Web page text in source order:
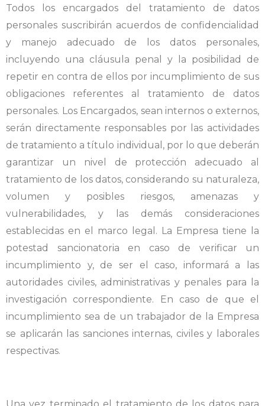
Todos los encargados del tratamiento de datos
personales suscribirán acuerdos de confidencialidad
y manejo adecuado de los datos personales,
incluyendo una cláusula penal y la posibilidad de
repetir en contra de ellos por incumplimiento de sus
obligaciones referentes al tratamiento de datos
personales. Los Encargados, sean internos o externos,
serán directamente responsables por las actividades
de tratamiento a título individual, por lo que deberán
garantizar un nivel de protección adecuado al
tratamiento de los datos, considerando su naturaleza,
volumen y posibles riesgos, amenazas y
vulnerabilidades, y las demás consideraciones
establecidas en el marco legal. La Empresa tiene la
potestad sancionatoria en caso de verificar un
incumplimiento y, de ser el caso, informará a las
autoridades civiles, administrativas y penales para la
investigación correspondiente. En caso de que el
incumplimiento sea de un trabajador de la Empresa
se aplicarán las sanciones internas, civiles y laborales
respectivas.